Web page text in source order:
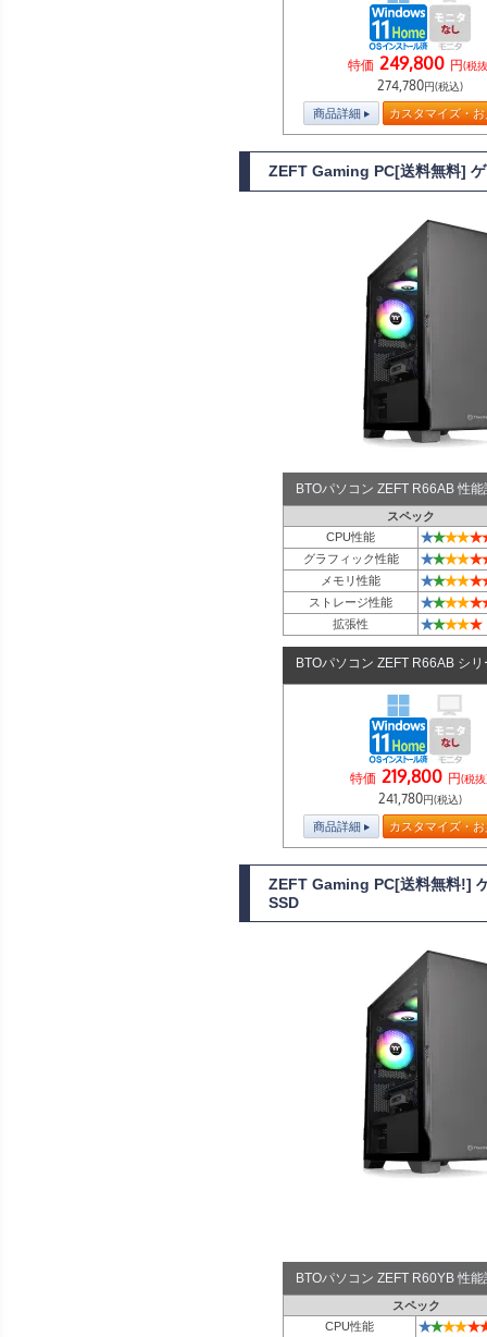
特価 249,800 円(税
274,780円(税込)
商品詳細 カスタマイズ・
ZEFT Gaming PC[送料無料]
BTOパソコン ZEFT R66AB 性
スペック
CPU性能
★★★★★
グラフィック性能 ★★★★★
メモリ性能 ★★★★★
ストレージ性能 ★★★★★
拡張性 ★★★★★
BTOパソコン ZEFT R66AB シリ
特価 219,800 円(税抜
241,780円(税込)
商品詳細 カスタマイズ・
ZEFT Gaming PC[送料無料!]
SSD
BTOパソコン ZEFT R60YB 性
スペック
CPU性能
★★★★★